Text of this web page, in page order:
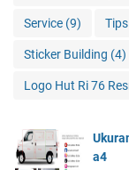
Service (9)
Sticker Building (4)
Logo Hut Ri 76
a4